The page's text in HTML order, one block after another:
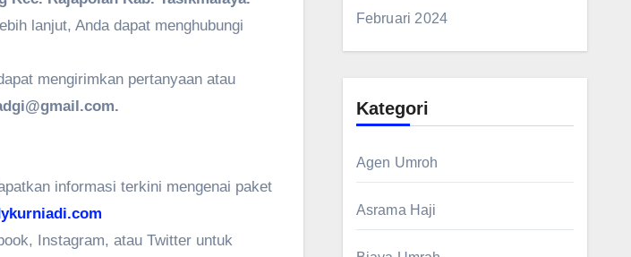
lanjut, Anda dapat menghubungi
mengirimkan pertanyaan atau
informasi terkini mengenai paket
Instagram, atau Twitter untuk
Februari 2024
Kategori
Agen Umroh
Asrama Haji